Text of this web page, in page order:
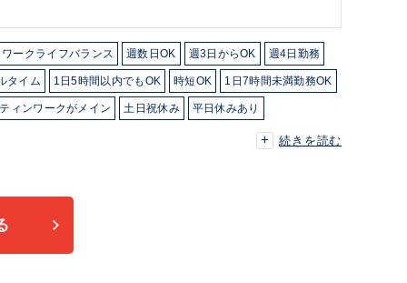
ワークライフバランス 週数日OK 週3日からOK 週4日勤務
タイム 1日5時間以内でもOK 時短OK 1日7時間未満勤務OK
ィンワークがメイン 土日祝休み 平日休みあり
続きを読む